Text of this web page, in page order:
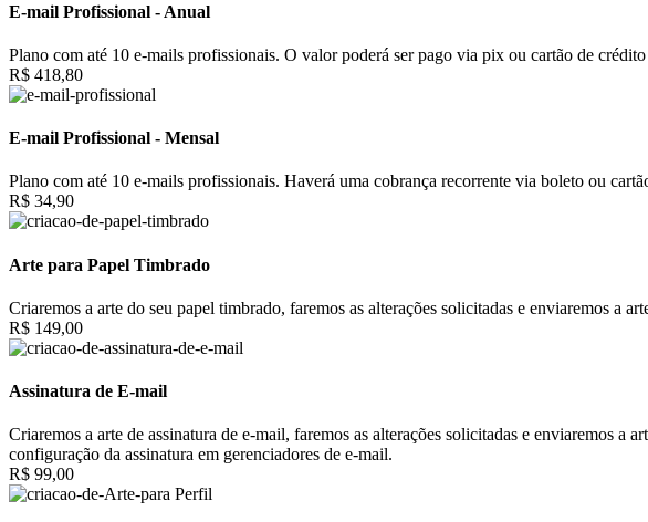
E-mail Profissional - Anual
Plano com até 10 e-mails profissionais. O valor poderá ser pago via pix ou cartão de
R$ 418,80
E-mail Profissional - Mensal
Plano com até 10 e-mails profissionais. Haverá uma cobrança recorrente via boleto ou
R$ 34,90
Arte para Papel Timbrado
Criaremos a arte do seu papel timbrado, faremos as alterações solicitadas e enviaremos a
R$ 149,00
Assinatura de E-mail
Criaremos a arte de assinatura de e-mail, faremos as alterações solicitadas e enviaremos
configuração da assinatura em gerenciadores de e-mail.
R$ 99,00